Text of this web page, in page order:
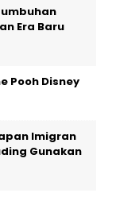
Era Baru
Pooh Disney
Imigran
Gunakan